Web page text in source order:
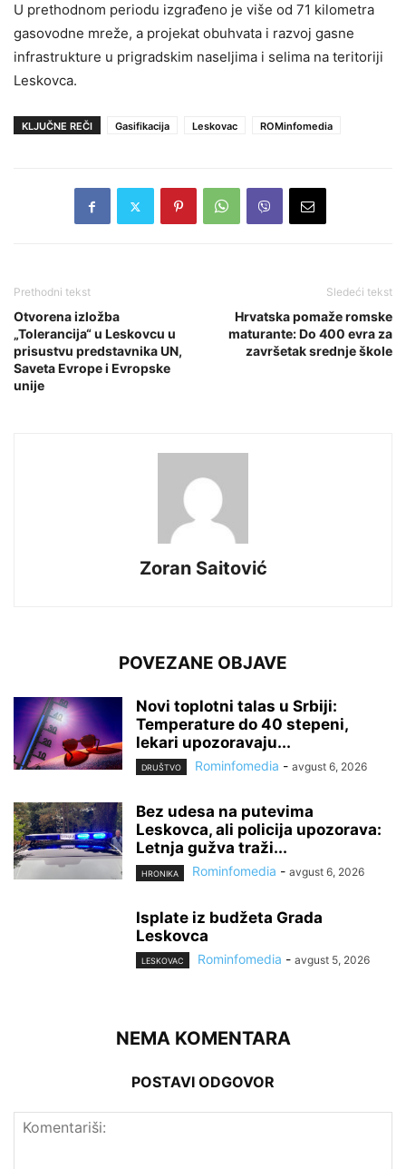
U prethodnom periodu izgrađeno je više od 71 kilometra
gasovodne mreže, a projekat obuhvata i razvoj gasne
infrastrukture u prigradskim naseljima i selima na teritoriji
Leskovca.
KLJUČNE REČI Gasifikacija Leskovac ROMinfomedia
Prethodni tekst
Otvorena izložba
„Tolerancija“ u Leskovcu u
prisustvu predstavnika UN,
Saveta Evrope i Evropske
unije
Sledeći tekst
Hrvatska pomaže romske
maturante: Do 400 evra za
završetak srednje škole
Zoran Saitović
POVEZANE OBJAVE
Novi toplotni talas u Srbiji:
Temperature do 40 stepeni,
lekari upozoravaju...
DRUŠTVO Rominfomedia - avgust 6, 2026
Bez udesa na putevima
Leskovca, ali policija upozorava:
Letnja gužva traži...
HRONIKA Rominfomedia - avgust 6, 2026
Isplate iz budžeta Grada
Leskovca
LESKOVAC Rominfomedia - avgust 5, 2026
NEMA KOMENTARA
POSTAVI ODGOVOR